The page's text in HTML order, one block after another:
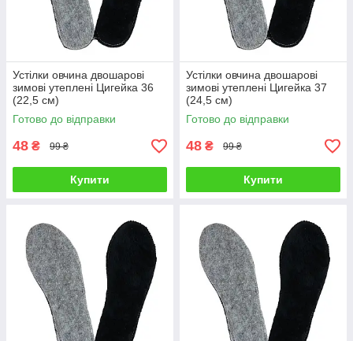
Устілки овчина двошарові
зимові утеплені Цигейка 36
(22,5 см)
Готово до відправки
48 ₴ 99 ₴
Купити
Устілки овчина двошарові
зимові утеплені Цигейка 37
(24,5 см)
Готово до відправки
48 ₴ 99 ₴
Купити